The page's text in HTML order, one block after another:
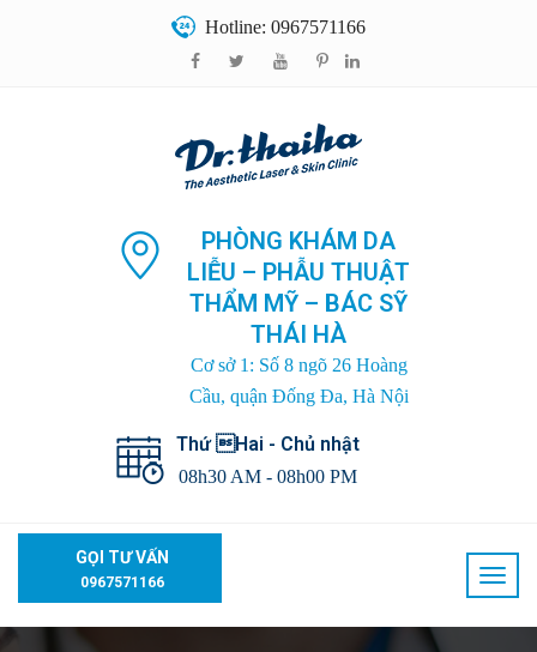
Hotline: 0967571166
PHÒNG KHÁM DA
LIỄU – PHẪU THUẬT
THẨM MỸ – BÁC SỸ
THÁI HÀ
Cơ sở 1: Số 8 ngõ 26 Hoàng
Cầu, quận Đống Đa, Hà Nội
Thứ Hai - Chủ nhật
08h30 AM - 08h00 PM
GỌI TƯ VẤN
0967571166